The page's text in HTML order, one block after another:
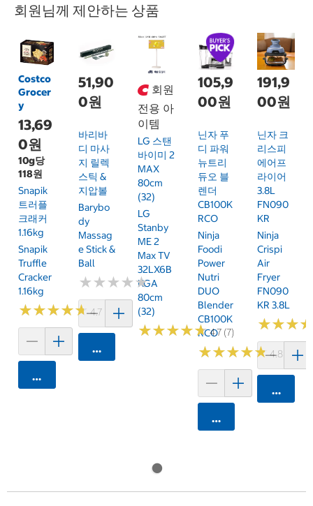
회원님께 제안하는 상품
Costco
Grocer
y
13,69
0원
10g당
118원
Snapik
트러플
크래커
1.16kg
Snapik
Truffle
Cracker
1.16kg
★★★★★
★★★★★4.7 (159)
카트에 담기
51,90
0원
바리바
디 마사
지 릴렉
스틱 &
지압볼
Barybo
Dy
Massag
E Stick &
Ball
★★★★★
★★★★★
카트에 담기
회원
전용 아
이템
LG 스탠
바이미 2
MAX
80cm
(32)
LG
Stanby
ME 2
Max TV
32LX6B
KGA
80cm
(32)
★★★★★
★★★★★4.7 (7)
105,9
00원
닌자 푸
디 파워
뉴트리
듀오 블
렌더
CB100K
RCO
Ninja
Foodi
Power
Nutri
DUO
Blender
CB100K
RCO
★★★★★
★★★★★4.8 (250)
카트에 담기
191,9
00원
닌자 크
리스피
에어프
라이어
3.8L
FN090
KR
Ninja
Crispi
Air
Fryer
FN090
KR 3.8L
★★★
★★★
카트에